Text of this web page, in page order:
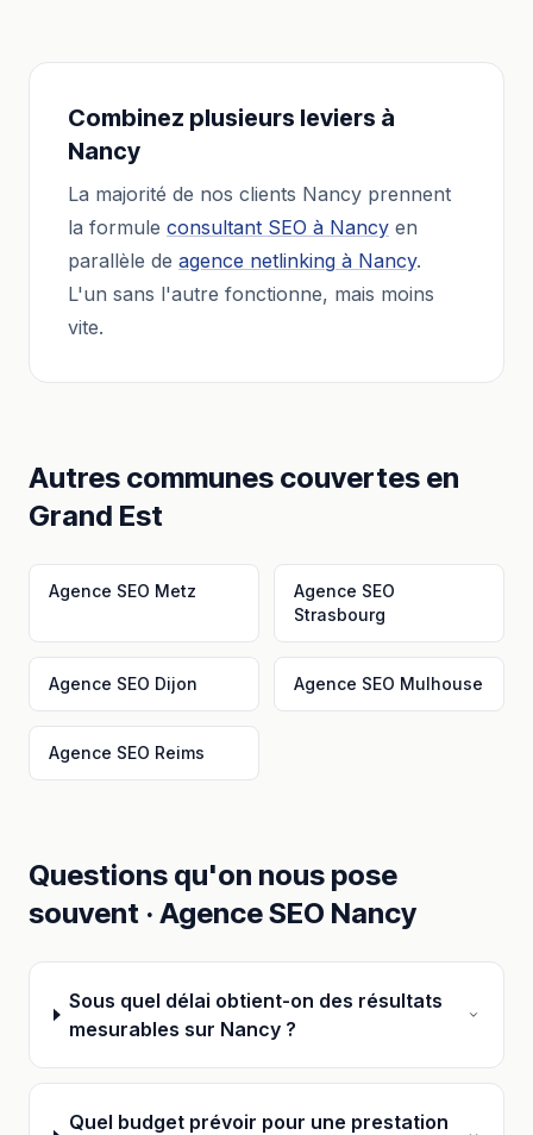
Combinez plusieurs leviers à
Nancy
La majorité de nos clients Nancy prennent
la formule consultant SEO à Nancy en
parallèle de agence netlinking à Nancy.
L'un sans l'autre fonctionne, mais moins
vite.
Autres communes couvertes en
Grand Est
Agence SEO Metz
Agence SEO
Strasbourg
Agence SEO Dijon Agence SEO Mulhouse
Agence SEO Reims
Questions qu'on nous pose
souvent · Agence SEO Nancy
Sous quel délai obtient-on des résultats
mesurables sur Nancy ?
Quel budget prévoir pour une prestation